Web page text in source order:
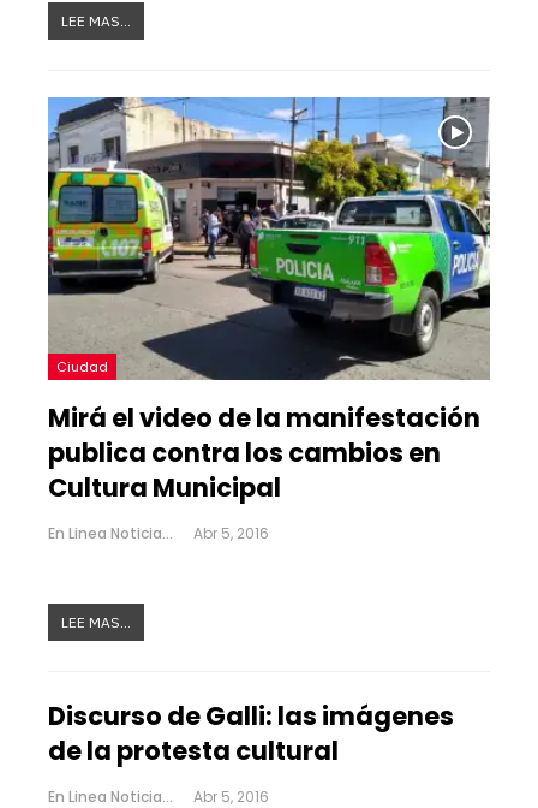
LEE MAS...
Ciudad
Mirá el video de la manifestación
publica contra los cambios en
Cultura Municipal
En Linea Noticias Abr 5, 2016
LEE MAS...
Discurso de Galli: las imágenes
de la protesta cultural
En Linea Noticias Abr 5, 2016